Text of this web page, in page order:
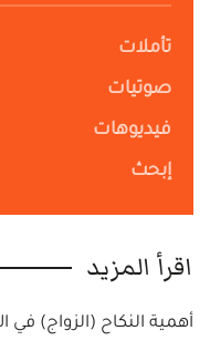
تأملات
صوتيات
فيديوهات
إبحث
اقرأ المزيد
أهمية النكاح (الزواج) في